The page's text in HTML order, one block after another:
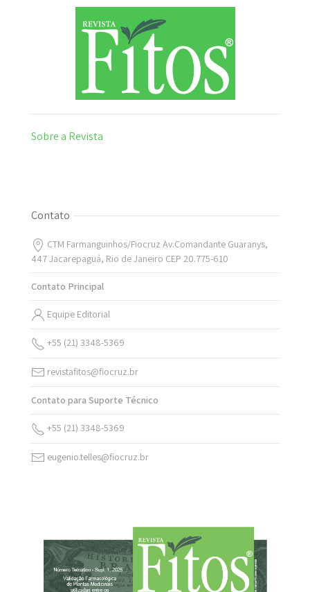
Sobre a Revista
Contato
CTM Farmanguinhos/Fiocruz Av.Comandante Guaranys,
447 Jacarepaguá, Rio de Janeiro CEP 20.775-610
Contato Principal
Equipe Editorial
+55 (21) 3348-5369
revistafitos@fiocruz.br
Contato para Suporte Técnico
+55 (21) 3348-5369
eugenio.telles@fiocruz.br